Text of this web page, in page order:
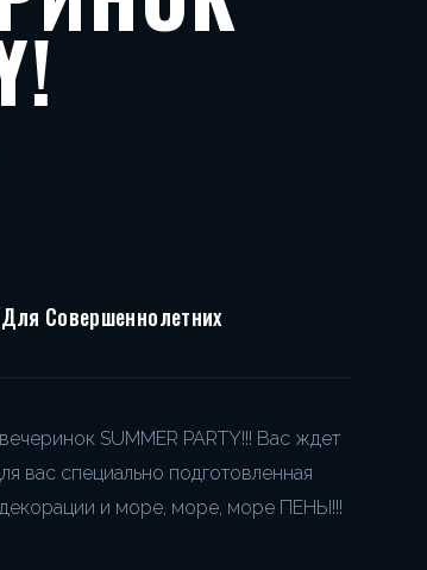
Совершеннолетних
SUMMER PARTY!!! Вас ждет
вас специально подготовленная
и море, море, море ПЕНЫ!!!